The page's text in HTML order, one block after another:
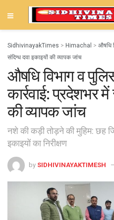
SidhivinayakTimes > Himachal > औषधि
संदिग्ध दवा इकाइयों की व्यापक जांच
औषधि विभाग व
कार्रवाई: प्रदेशभर
की व्यापक जांच
नशे की कड़ी तोड़ने की मुहिम: छह
इकाइयों का निरीक्षण
by SIDHIVINAYAKTIMESH